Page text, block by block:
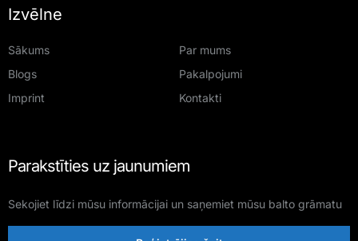
Izvēlne
Sākums
Par mums
Blogs
Pakalpojumi
Imprint
Kontakti
Parakstīties uz jaunumiem
Sekojiet līdzi mūsu informācijai un saņemiet mūsu balto grāmatu